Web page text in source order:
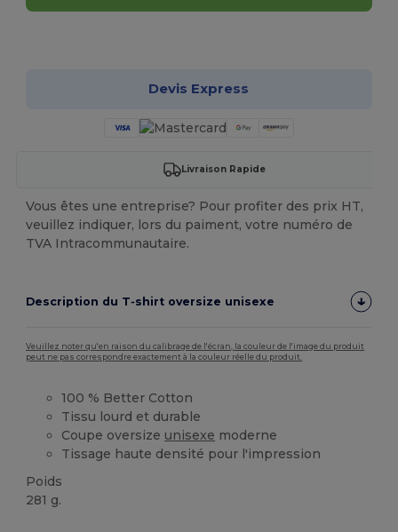
Devis Express
Livraison Rapide
Vous êtes une entreprise? Pour profiter des prix HT,
veuillez indiquer, lors du paiment, votre numéro de
TVA Intracommunautaire.
Description du T‑shirt oversize unisexe
Veuillez noter qu'en raison du calibrage de l'écran, la couleur de l'image du produit
peut ne pas correspondre exactement à la couleur réelle du produit.
100 % Better Cotton
Tissu lourd et durable
Coupe oversize unisexe moderne
Tissage haute densité pour l'impression
Poids
281 g.